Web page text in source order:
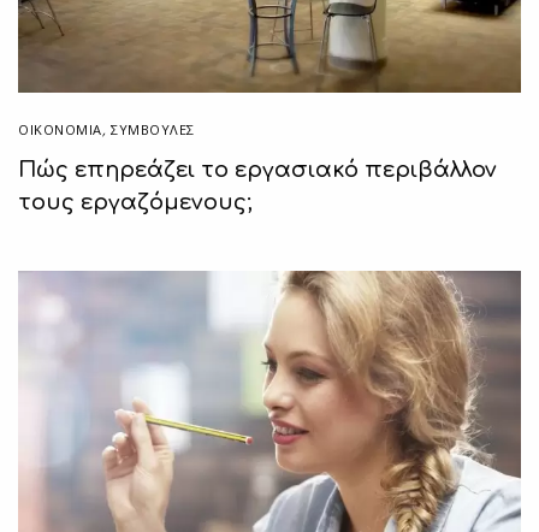
ΟΙΚΟΝΟΜΙΑ,ΣΥΜΒΟΥΛΈΣ
Πώς επηρεάζει το εργασιακό περιβάλλον
τους εργαζόμενους;